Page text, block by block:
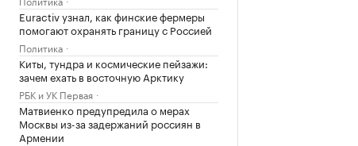
Euractiv узнал, как финские фермеры
помогают охранять границу с Россией
Политика
Киты, тундра и космические пейзажи:
зачем ехать в восточную Арктику
РБК и УК Первая
Матвиенко предупредила о мерах
Москвы из-за задержаний россиян в
Армении